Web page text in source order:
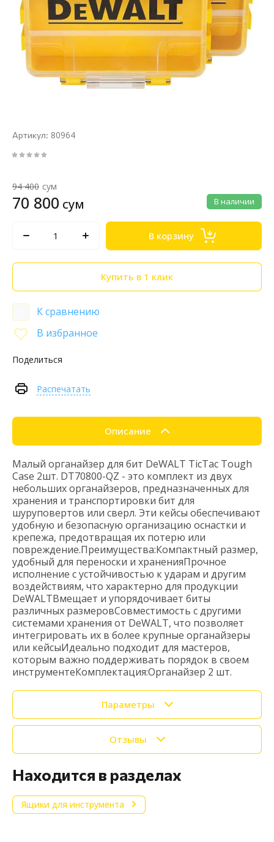
Артикул: 80964
В наличии
94 400 сум
70 800 сум
В корзину
Купить в 1 клик
К сравнению
В избранное
Поделиться
Распечатать
Описание
Малый органайзер для бит DeWALT TicTac Tough
Case 2шт. DT70800-QZ - это комплект из двух
небольших органайзеров, предназначенных для
хранения и транспортировки бит для
шуруповертов или сверл. Эти кейсы обеспечивают
удобную и безопасную организацию оснастки и
крепежа, предотвращая их потерю или
повреждение.Преимущества:Компактный размер,
удобный для переноски и храненияПрочное
исполнение с устойчивостью к ударам и другим
воздействиям, что характерно для продукции
DeWALTВмещает и упорядочивает биты
различных размеровСовместимость с другими
системами хранения от DeWALT, что позволяет
интегрировать их в более крупные органайзеры
или кейсыИдеально подходит для мастеров,
которым важно поддерживать порядок в своем
инструментеКомплектация:Органайзер 2 шт.
Параметры
Отзывы
Находится в разделах
Ящики для инструмента